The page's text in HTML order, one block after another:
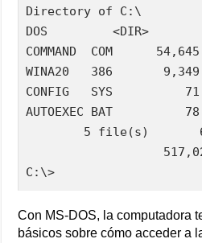
Directory of C:\
DOS         <DIR>
COMMAND  COM
WINA20   386
CONFIG   SYS          71
AUTOEXEC BAT
5 file(s)
C:\>
Con MS-DOS, la computadora
básicos sobre cómo acceder a